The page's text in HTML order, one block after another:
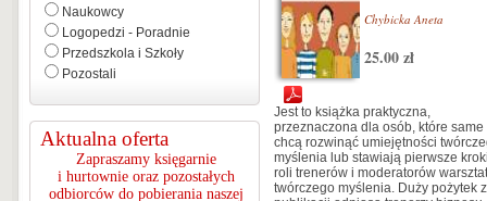
Naukowcy
Logopedzi - Poradnie
Przedszkola i Szkoły
Pozostali
Aktualna oferta
Zapraszamy księgarnie
i hurtownie oraz pozostałych
odbiorców do pobierania naszej
Chybicka Aneta
25.00 zł
Jest to książka praktyczna,
przeznaczona dla osób, które same
chcą rozwinąć umiejętności
myślenia lub stawiają pierwsze
roli trenerów i moderatorów
twórczego myślenia. Duży pożytek z